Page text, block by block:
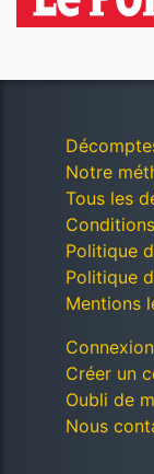
Notre
Tous les
Politique
Politique
Mentions
Connexion
Créer un
Oubli de
Nous